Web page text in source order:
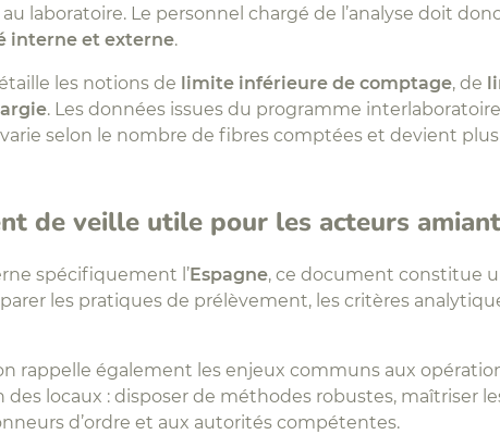
au laboratoire. Le personnel chargé de l’analyse doit
interne et externe.
les notions de limite inférieure de comptage, de
. Les données issues du programme
varie selon le nombre de fibres comptées et devient
de veille utile pour les acteurs
spécifiquement l’Espagne, ce document constitue
les pratiques de prélèvement, les critères
rappelle également les enjeux communs aux
locaux : disposer de méthodes robustes, maîtriser
d’ordre et aux autorités compétentes.